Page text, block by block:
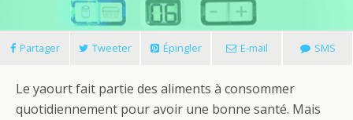
Partager Tweeter Épingler E-mail SMS
Le yaourt fait partie des aliments à consommer
quotidiennement pour avoir une bonne santé. Mais